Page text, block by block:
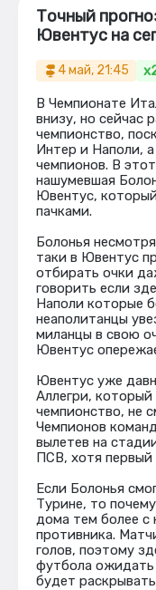
Точный
Ювентус на
4 май, 21:45
В Чемпионате
внизу, но сейчас
чемпионство,
Интер и Наполи,
чемпионов. В
нашумевшая
Ювентус,
пачками.
Болонья
таки в Ювентус
отбирать очки
говорить если
Наполи которые
неаполитанцы
миланцы в свою
Ювентус
Ювентус уже
Аллегри,
чемпионство, не
Чемпионов
вылетев на
ПСВ, хотя первый
Если Болонья
Турине, то
дома тем более с
противника.
голов, поэтому
футбола ожидать
будет